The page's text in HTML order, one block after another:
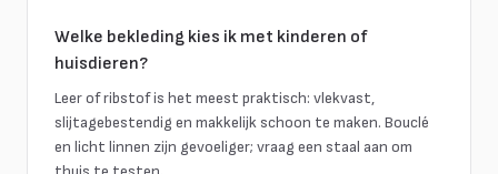
Welke bekleding kies ik met kinderen of
huisdieren?
Leer of ribstof is het meest praktisch: vlekvast,
slijtagebestendig en makkelijk schoon te maken. Bouclé
en licht linnen zijn gevoeliger; vraag een staal aan om